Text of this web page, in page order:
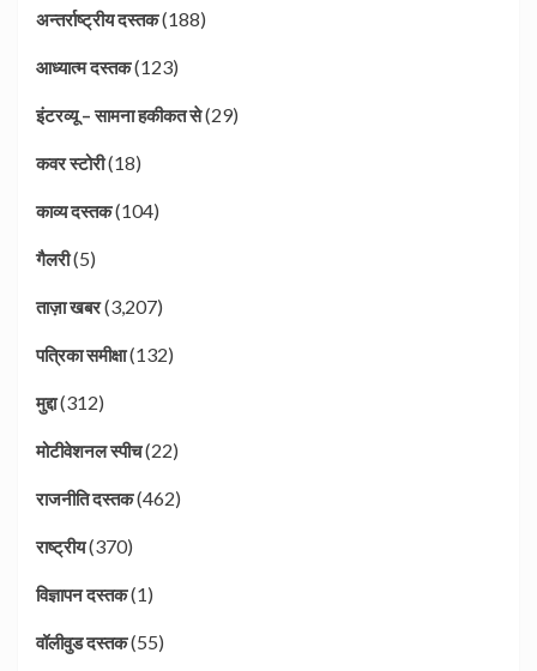
अन्तर्राष्ट्रीय दस्तक(188)
आध्यात्म दस्तक(123)
इंटरव्यू – सामना हकीकत से(29)
कवर स्टोरी(18)
काव्य दस्तक(104)
गैलरी(5)
ताज़ा खबर(3,207)
पत्रिका समीक्षा(132)
मुद्दा(312)
मोटीवेशनल स्पीच(22)
राजनीति दस्तक(462)
राष्ट्रीय(370)
विज्ञापन दस्तक(1)
वॉलीवुड दस्तक(55)